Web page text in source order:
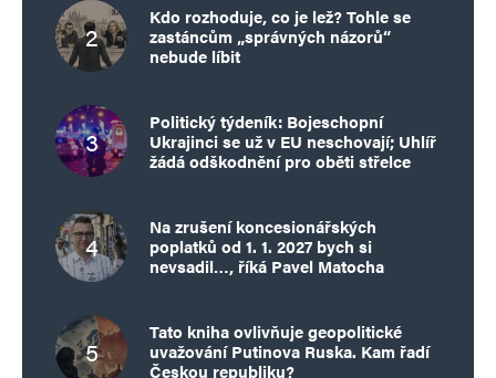
Kdo rozhoduje, co je lež? Tohle se
zastáncům „správných názorů“
nebude líbit
Politický týdeník: Bojeschopní
Ukrajinci se už v EU neschovají; Uhlíř
žádá odškodnění pro oběti střelce
Na zrušení koncesionářských
poplatků od 1. 1. 2027 bych si
nevsadil…, říká Pavel Matocha
Tato kniha ovlivňuje geopolitické
uvažování Putinova Ruska. Kam řadí
Českou republiku?